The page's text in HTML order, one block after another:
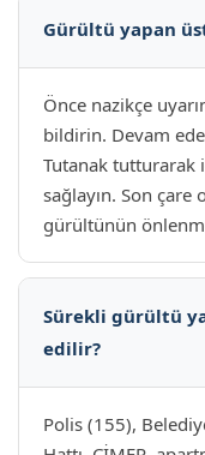
Gürültü yapan
Önce nazikçe
bildirin. Devam
Tutanak tutturarak
sağlayın. Son çare
gürültünün
Sürekli gürültü
edilir?
Polis (155),